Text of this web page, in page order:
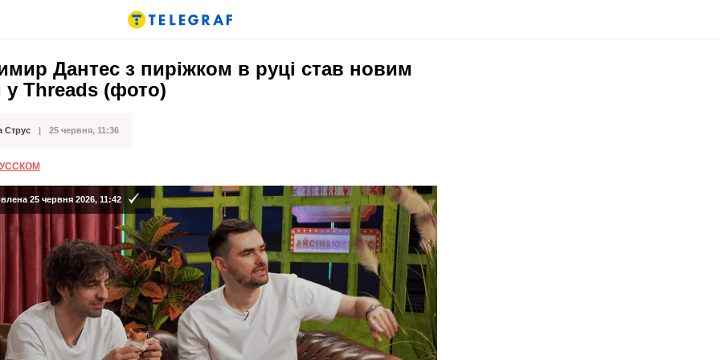
Дантес з пиріжком в руці став новим
Threads (фото)
Струс 25 червня, 11:36
25 червня 2026, 11:42